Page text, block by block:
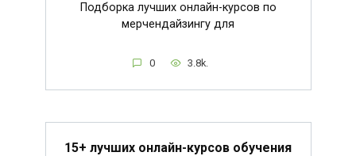
Подборка лучших онлайн-курсов по
мерчендайзингу для
0 3.8k.
15+ лучших онлайн-курсов обучения